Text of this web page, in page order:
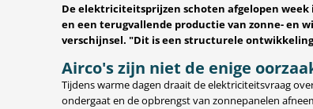
De elektriciteitsprijzen schoten afgelopen
en een terugvallende productie van zonne- en
verschijnsel. "Dit is een structurele
Airco's zijn niet de enige
Tijdens warme dagen draait de elektriciteitsvraag
ondergaat en de opbrengst van zonnepanelen